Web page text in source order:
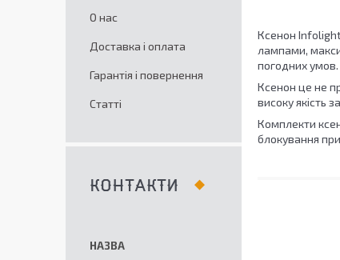
Ксенон Infolight
лампами,
погодних умов.
Ксенон це не
високу якість
Комплекти
блокування
О нас
Доставка і оплата
Гарантія і повернення
Статті
КОНТАКТИ